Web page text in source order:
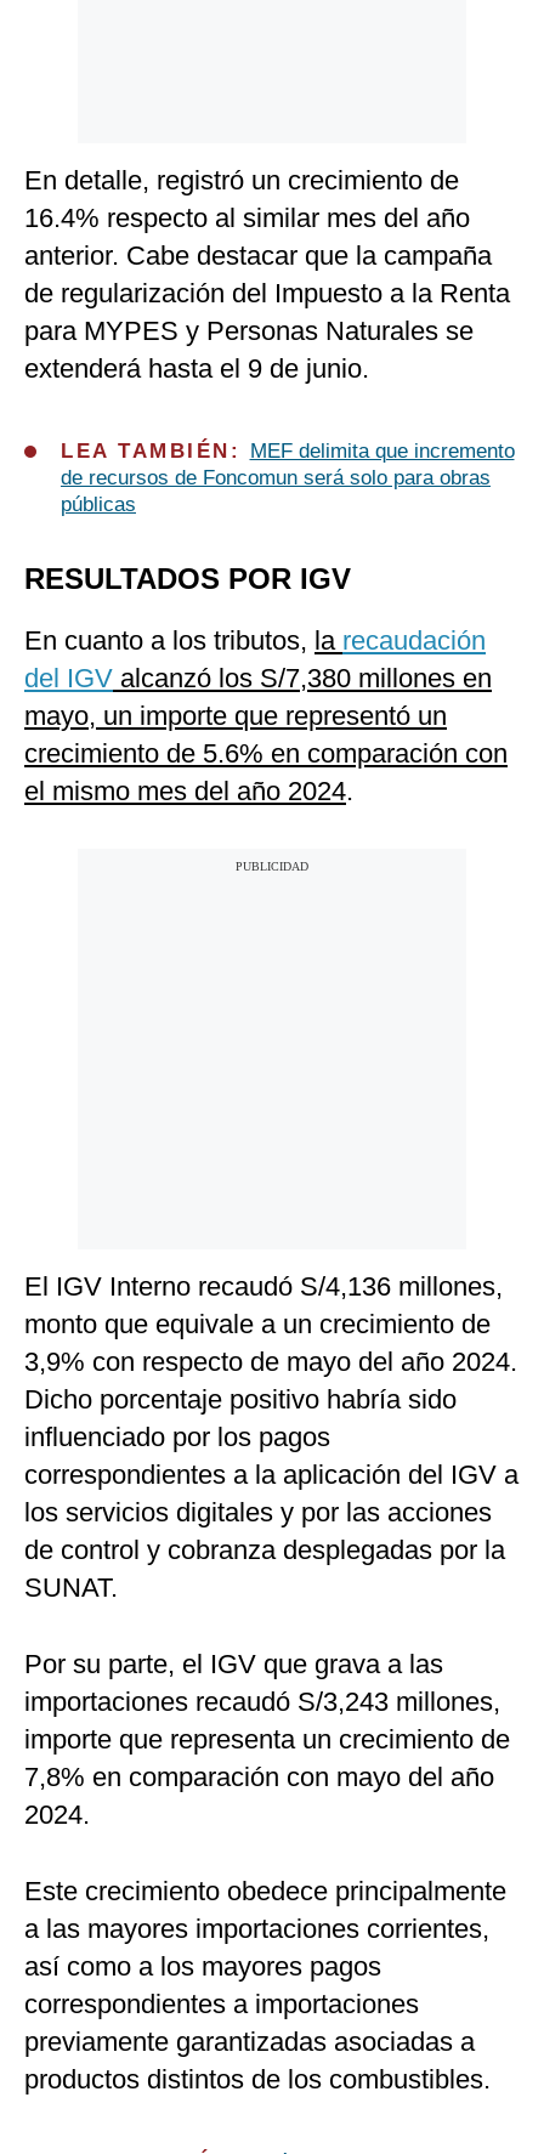
En detalle, registró un crecimiento de
16.4% respecto al similar mes del año
anterior. Cabe destacar que la campaña
de regularización del Impuesto a la Renta
para MYPES y Personas Naturales se
extenderá hasta el 9 de junio.
LEA TAMBIÉN:
MEF delimita que incremento
de recursos de Foncomun será solo para obras
públicas
RESULTADOS POR IGV
En cuanto a los tributos, la recaudación
del IGV alcanzó los S/7,380 millones en
mayo, un importe que representó un
crecimiento de 5.6% en comparación con
el mismo mes del año 2024.
El IGV Interno recaudó S/4,136 millones,
monto que equivale a un crecimiento de
3,9% con respecto de mayo del año 2024.
Dicho porcentaje positivo habría sido
influenciado por los pagos
correspondientes a la aplicación del IGV a
los servicios digitales y por las acciones
de control y cobranza desplegadas por la
SUNAT.
Por su parte, el IGV que grava a las
importaciones recaudó S/3,243 millones,
importe que representa un crecimiento de
7,8% en comparación con mayo del año
2024.
Este crecimiento obedece principalmente
a las mayores importaciones corrientes,
así como a los mayores pagos
correspondientes a importaciones
previamente garantizadas asociadas a
productos distintos de los combustibles.